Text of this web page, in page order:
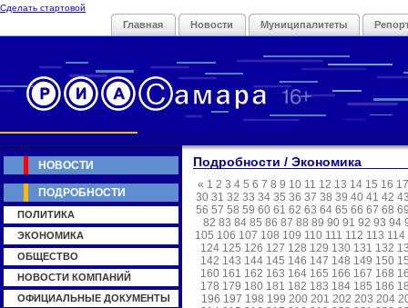
Сделать стартовой
Главная Новости Муниципалитеты
Подробности / Экономика
« 1 2 3 4 5 6 7 8 9 10 11 12 13 14 15 16 17
30 31 32 33 34 35 36 37 38 39 40 41 42
56 57 58 59 60 61 62 63 64 65 66 67 68
82 83 84 85 86 87 88 89 90 91 92 93 94
105 106 107 108 109 110 111 112 113 114
124 125 126 127 128 129 130 131 132
142 143 144 145 146 147 148 149 150
160 161 162 163 164 165 166 167 168
178 179 180 181 182 183 184 185 186
196 197 198 199 200 201 202 203 204
НОВОСТИ
ПОДРОБНОСТИ
ПОЛИТИКА
ЭКОНОМИКА
ОБЩЕСТВО
НОВОСТИ КОМПАНИЙ
ОФИЦИАЛЬНЫЕ ДОКУМЕНТЫ